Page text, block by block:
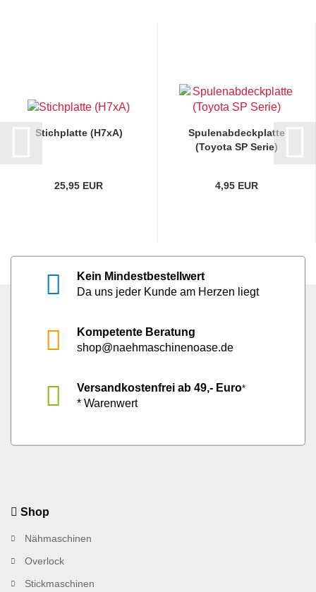
Stichplatte (H7xA)
25,95 EUR
Spulenabdeckplatte
(Toyota SP Serie)
4,95 EUR
Kein Mindestbestellwert
Da uns jeder Kunde am Herzen liegt
Kompetente Beratung
shop@naehmaschinenoase.de
Versandkostenfrei ab 49,- Euro*
* Warenwert
Shop
Nähmaschinen
Overlock
Stickmaschinen